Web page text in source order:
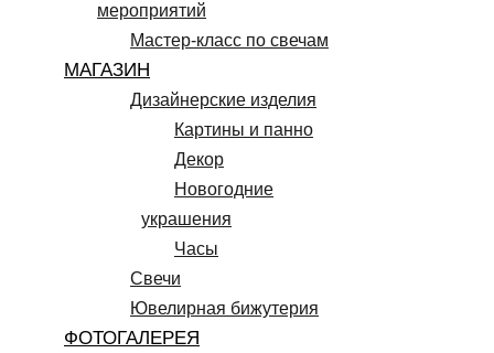
мероприятий
Мастер-класс по свечам
МАГАЗИН
Дизайнерские изделия
Картины и панно
Декор
Новогодние
украшения
Часы
Свечи
Ювелирная бижутерия
ФОТОГАЛЕРЕЯ